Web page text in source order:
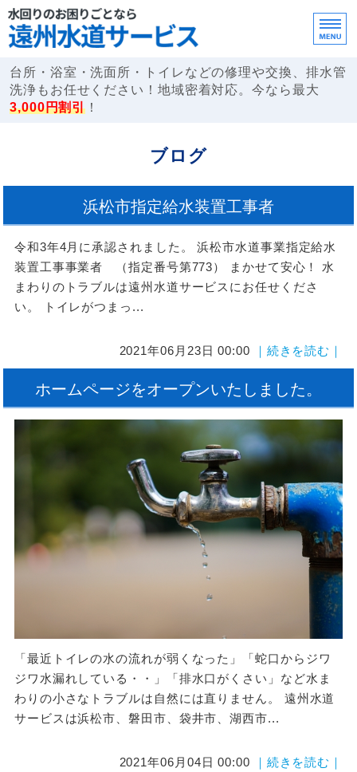
台所・浴室・洗面所・トイレなどの修理や交換、排水管
洗浄もお任せください！地域密着対応。今なら最大
3,000円割引 ！
ご依頼の流れ・FAQ
事業所概要
お問い合わせ
ブログ
浜松市指定給水装置工事者
令和3年4月に承認されました。 浜松市水道事業指定給水
装置工事事業者 （指定番号第773） まかせて安心！ 水
まわりのトラブルは遠州水道サービスにお任せくださ
い。 トイレがつまっ...
2021年06月23日 00:00 ｜続きを読む｜
ホームページをオープンいたしました。
「最近トイレの水の流れが弱くなった」「蛇口からジワ
ジワ水漏れしている・・」「排水口がくさい」など水ま
わりの小さなトラブルは自然には直りません。 遠州水道
サービスは浜松市、磐田市、袋井市、湖西市...
2021年06月04日 00:00 ｜続きを読む｜